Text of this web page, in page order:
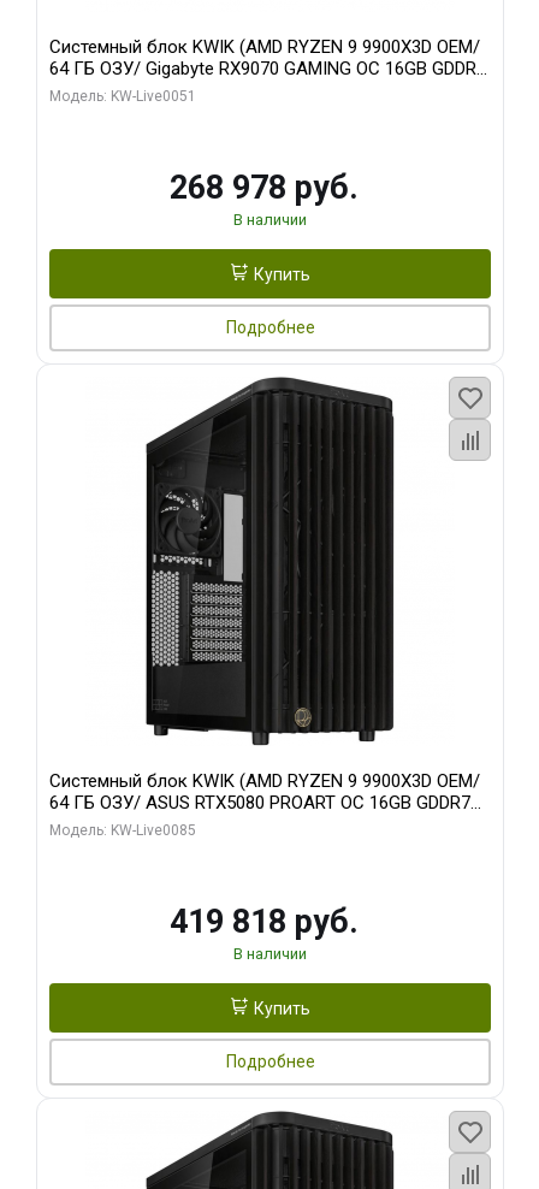
Системный блок KWIK (AMD RYZEN 9 9900X3D OEM/
64 ГБ ОЗУ/ Gigabyte RX9070 GAMING OC 16GB GDDR6
256bit 2xDP 2xH/ 960 ГБ SSD)
Модель: KW-Live0051
268 978 руб.
В наличии
Купить
Подробнее
Системный блок KWIK (AMD RYZEN 9 9900X3D OEM/
64 ГБ ОЗУ/ ASUS RTX5080 PROART OC 16GB GDDR7
256bit Type-C DP 2/ 960 ГБ SSD)
Модель: KW-Live0085
419 818 руб.
В наличии
Купить
Подробнее